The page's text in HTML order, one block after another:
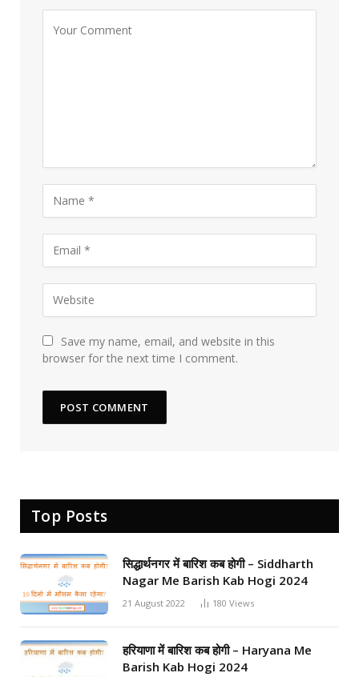
Save my name, email, and website in this
browser for the next time I comment.
Top Posts
सिद्धार्थनगर में बारिश कब होगी – Siddharth
Nagar Me Barish Kab Hogi 2024
21 August 2022 180 Views
हरियाणा में बारिश कब होगी – Haryana Me
Barish Kab Hogi 2024